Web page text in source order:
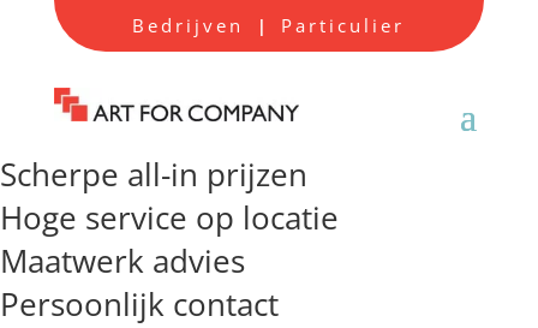
Bedrijven | Particulier
Scherpe all-in prijzen
Hoge service op locatie
Maatwerk advies
Persoonlijk contact